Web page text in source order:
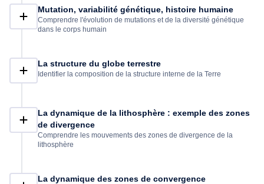
Mutation, variabilité génétique, histoire humaine
Comprendre l'évolution de mutations et de la diversité génétique
dans le corps humain
La structure du globe terrestre
Identifier la composition de la structure interne de la Terre
La dynamique de la lithosphère : exemple des zones
de divergence
Comprendre les mouvements des zones de divergence de la
lithosphère
La dynamique des zones de convergence